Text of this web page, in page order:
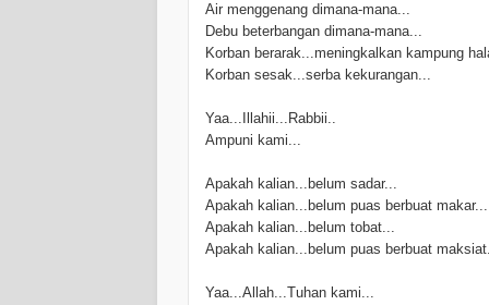
Air menggenang dimana-mana...
Debu beterbangan dimana-mana...
Korban berarak...meningkalkan kampung
Korban sesak...serba kekurangan...
Yaa...Illahii...Rabbii..
Ampuni kami...
Apakah kalian...belum sadar...
Apakah kalian...belum puas berbuat makar...
Apakah kalian...belum tobat...
Apakah kalian...belum puas berbuat
Yaa...Allah...Tuhan kami...